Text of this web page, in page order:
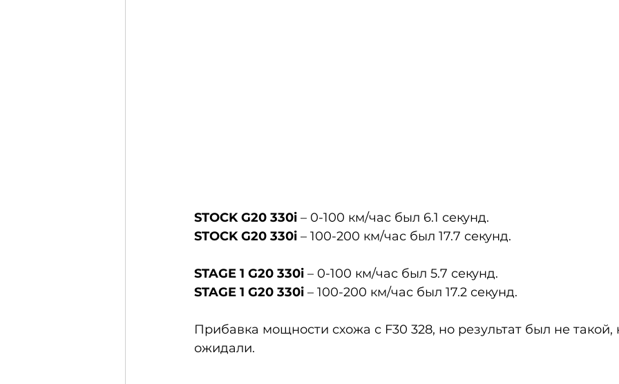
STOCK G20 330i – 0-100 км/час был 6.1 секунд.
STOCK G20 330i – 100-200 км/час был 17.7 секунд.
STAGE 1 G20 330i – 0-100 км/час был 5.7 секунд.
STAGE 1 G20 330i – 100-200 км/час был 17.2 секунд.
Прибавка мощности схожа с F30 328, но результат был не такой,
ожидали.